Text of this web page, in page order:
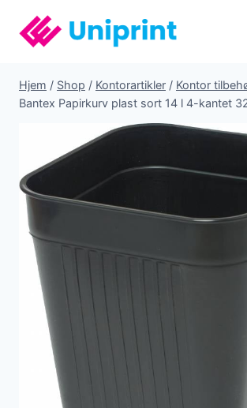
indhold
Hjem / Shop / Kontorartikler / Kontor
Bantex Papirkurv plast sort 14 l 4-kantet